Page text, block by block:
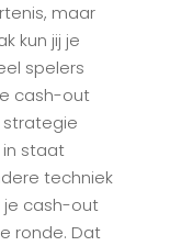
maar
kun jij je
spelers
cash-out
strategie
in staat
techniek
je cash-out
ronde. Dat